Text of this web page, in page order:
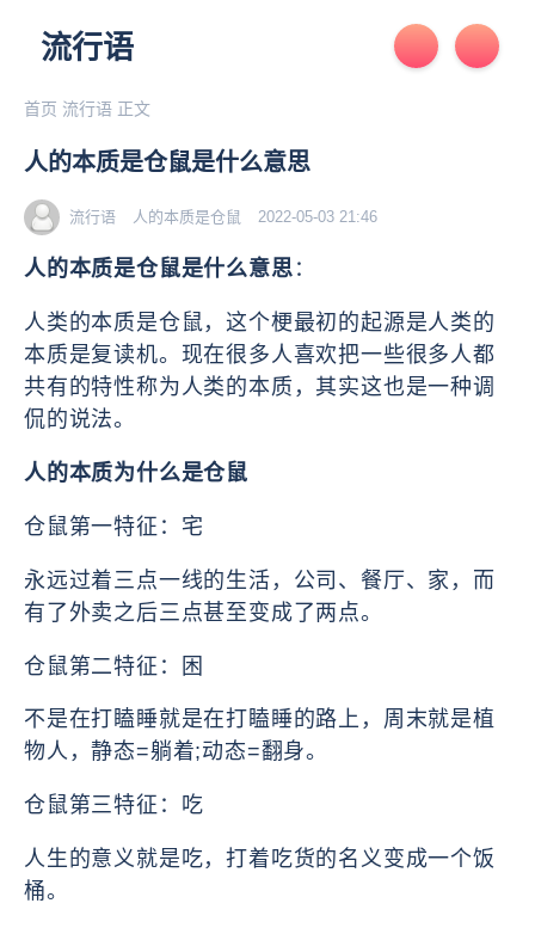
流行语
首页 流行语 正文
人的本质是仓鼠是什么意思
流行语 人的本质是仓鼠 2022-05-03 21:46
人的本质是仓鼠是什么意思 ：
人类的本质是仓鼠，这个梗最初的起源是人类的
本质是复读机。 现在很多人喜欢把一些很多人都
共有的特性称为人类的本质，其实这也是一种调
侃的说法。
人的本质为什么是仓鼠
仓鼠第一特征：宅
永远过着三点一线的生活，公司、餐厅、家，而
有了外卖之后三点甚至变成了两点。
仓鼠第二特征：困
不是在打瞌睡就是在打瞌睡的路上，周末就是植
物人，静态=躺着;动态=翻身。
仓鼠第三特征：吃
人生的意义就是吃，打着吃货的名义变成一个饭
桶。